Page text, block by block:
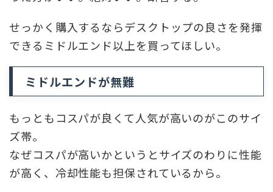
せっかく購入するならデスクトップの良さを発揮
できるミドルエンド以上を買ってほしい。
ミドルエンドが無難
もっともコスパが良くて人気が高いのがこのサイ
ズ帯。
なぜコスパが高いかというとサイズのわりに性能
が高く、冷却性能も担保されているから。